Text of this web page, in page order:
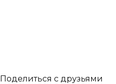
Поделиться с друзьями